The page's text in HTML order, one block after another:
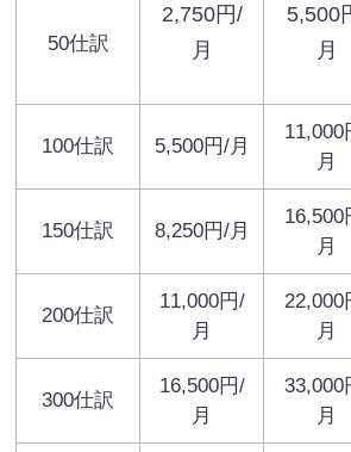
50仕訳
2,750円/
月
5,500
月
100仕訳 5,500円/月
11,000
月
150仕訳 8,250円/月
16,500
月
200仕訳
11,000円/
月
22,000
月
300仕訳
16,500円/
月
33,000
月